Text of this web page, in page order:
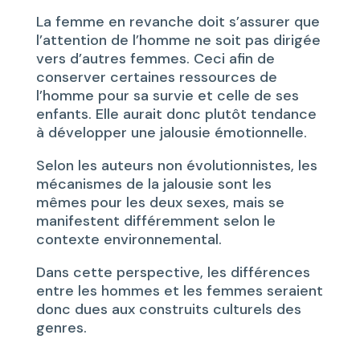
La femme en revanche doit s’assurer que
l’attention de l’homme ne soit pas dirigée
vers d’autres femmes. Ceci afin de
conserver certaines ressources de
l’homme pour sa survie et celle de ses
enfants. Elle aurait donc plutôt tendance
à développer une jalousie émotionnelle.
Selon les auteurs non évolutionnistes, les
mécanismes de la jalousie sont les
mêmes pour les deux sexes, mais se
manifestent différemment selon le
contexte environnemental.
Dans cette perspective, les différences
entre les hommes et les femmes seraient
donc dues aux construits culturels des
genres.